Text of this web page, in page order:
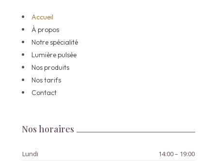
Accueil
À propos
Notre spécialité
Lumière pulsée
Nos produits
Nos tarifs
Contact
Nos horaires
Lundi 14:00– 19:00